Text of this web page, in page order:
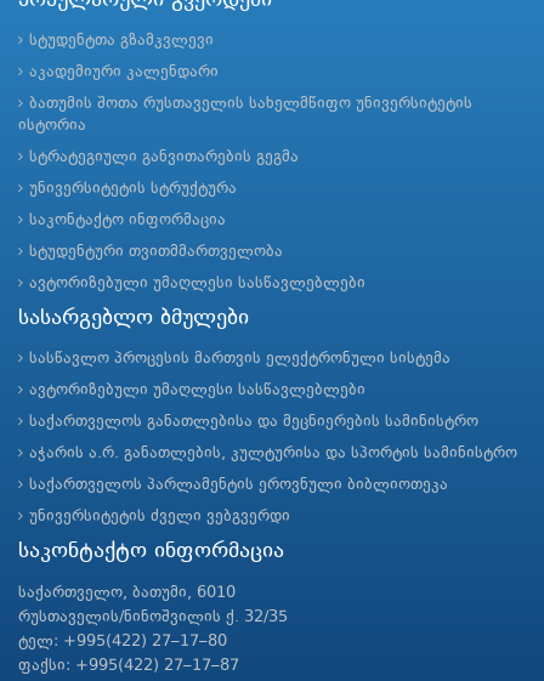
სტუდენტთა გზამკვლევი
აკადემიური კალენდარი
ბათუმის შოთა რუსთაველის სახელმწიფო უნივერსიტეტის
ისტორია
სტრატეგიული განვითარების გეგმა
უნივერსიტეტის სტრუქტურა
საკონტაქტო ინფორმაცია
სტუდენტური თვითმმართველობა
ავტორიზებული უმაღლესი სასწავლებლები
სასარგებლო ბმულები
სასწავლო პროცესის მართვის ელექტრონული სისტემა
ავტორიზებული უმაღლესი სასწავლებლები
საქართველოს განათლებისა და მეცნიერების სამინისტრო
აჭარის ა.რ. განათლების, კულტურისა და სპორტის სამინისტრო
საქართველოს პარლამენტის ეროვნული ბიბლიოთეკა
უნივერსიტეტის ძველი ვებგვერდი
საკონტაქტო ინფორმაცია
საქართველო, ბათუმი, 6010
რუსთაველის/ნინოშვილის ქ. 32/35
ტელ: +995(422) 27–17–80
ფაქსი: +995(422) 27–17–87